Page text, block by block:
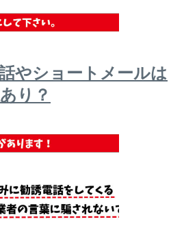
やショートメールは
り？